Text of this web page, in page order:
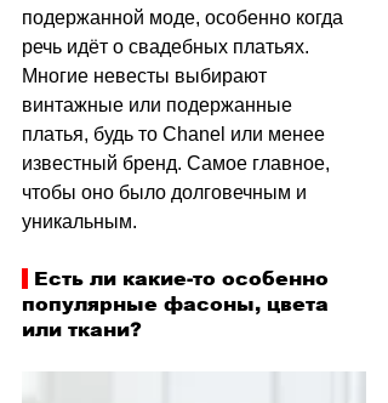
подержанной моде, особенно когда
речь идёт о свадебных платьях.
Многие невесты выбирают
винтажные или подержанные
платья, будь то Chanel или менее
известный бренд. Самое главное,
чтобы оно было долговечным и
уникальным.
Есть ли какие-то особенно
популярные фасоны, цвета
или ткани?